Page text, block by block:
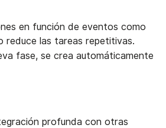
en función de eventos como
reduce las tareas repetitivas.
fase, se crea automáticamente
profunda con otras